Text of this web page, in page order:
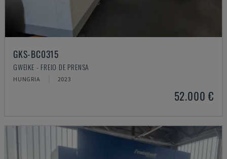
GKS-BC0315
GWEIKE - FREIO DE PRENSA
HUNGRIA 2023
52.000 €